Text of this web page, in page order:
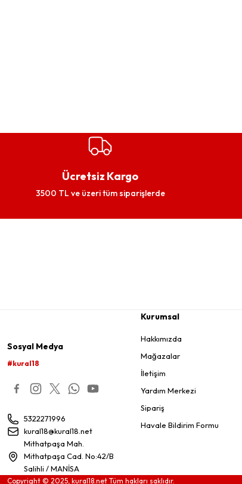
Ücretsiz Kargo
3500 TL ve üzeri tüm siparişlerde
Sosyal Medya
#kural18
5322271996
kural18@kural18.net
Mithatpaşa Mah.
Mithatpaşa Cad. No:42/B
Salihli / MANİSA
Kurumsal
Hakkımızda
Mağazalar
İletişim
Yardım Merkezi
Sipariş
Havale Bildirim Formu
Copyright © 2025, kural18.net Tüm hakları saklıdır.